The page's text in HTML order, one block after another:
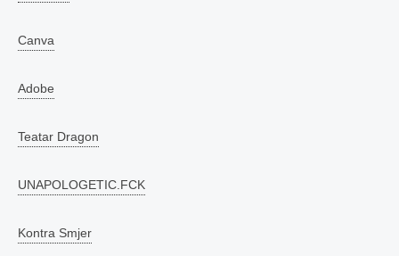
Canva
Adobe
Teatar Dragon
UNAPOLOGETIC.FCK
Kontra Smjer